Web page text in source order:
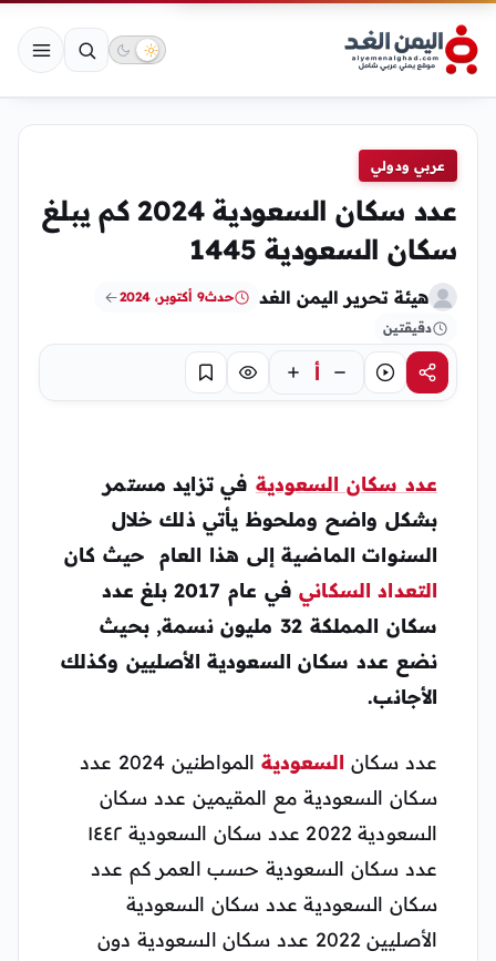
عربي ودولي
عدد سكان السعودية 2024 كم يبلغ
سكان السعودية 1445
هيئة تحرير اليمن الغد حدث9 أكتوبر، 2024
دقيقتين
مشاركةاستماع أ تركيز حفظ
عدد سكان السعودية في تزايد مستمر
بشكل واضح وملحوظ يأتي ذلك خلال
السنوات الماضية إلى هذا العام حيث كان
التعداد السكاني
في عام 2017 بلغ عدد
سكان المملكة 32 مليون نسمة, بحيث
نضع عدد سكان السعوديةالأصليين وكذلك
الأجانب.
عدد سكان السعودية
المواطنين 2024 عدد
سكان السعودية مع المقيمين عدد سكان
السعودية 2022 عدد سكان السعودية ١٤٤٢
عدد سكان السعودية حسب العمر كم عدد
سكان السعودية عدد سكان السعودية
الأصليين 2022 عدد سكان السعودية دون